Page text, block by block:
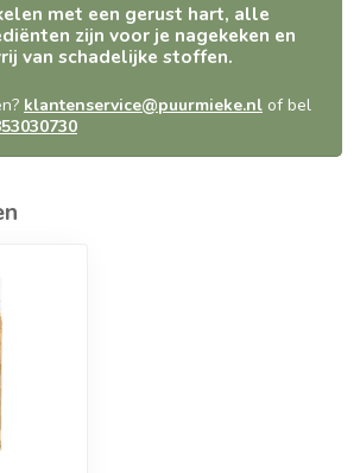
met een gerust hart, alle
zijn voor je nagekeken en
van schadelijke stoffen.
klantenservice@puurmieke.nl of bel